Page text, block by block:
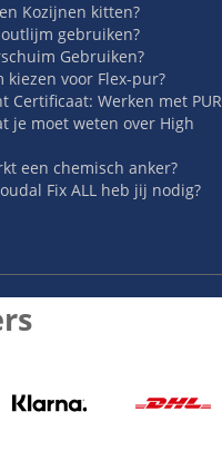
Kozijnen kitten?
gebruiken?
Gebruiken?
kiezen voor Flex-pur?
Certificaat: Werken met PUR
je moet weten over High
een chemisch anker?
Fix ALL heb jij nodig?